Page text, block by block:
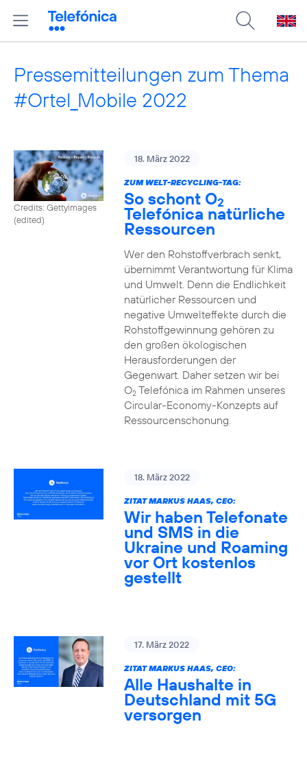
Pressemitteilungen zum Thema
#Ortel_Mobile 2022
Credits: Gettyimages
(edited)
18. März 2022
ZUM WELT-RECYCLING-TAG:
So schont O2
Telefónica natürliche
Ressourcen
Wer den Rohstoffverbrach senkt,
übernimmt Verantwortung für Klima
und Umwelt. Denn die Endlichkeit
natürlicher Ressourcen und
negative Umwelteffekte durch die
Rohstoffgewinnung gehören zu
den großen ökologischen
Herausforderungen der
Gegenwart. Daher setzen wir bei
O2Telefónica im Rahmen unseres
Circular-Economy-Konzepts auf
Ressourcenschonung.
18. März 2022
ZITAT MARKUS HAAS, CEO:
Wir haben Telefonate
und SMS in die
Ukraine und Roaming
vor Ort kostenlos
gestellt
17. März 2022
ZITAT MARKUS HAAS, CEO:
Alle Haushalte in
Deutschland mit 5G
versorgen